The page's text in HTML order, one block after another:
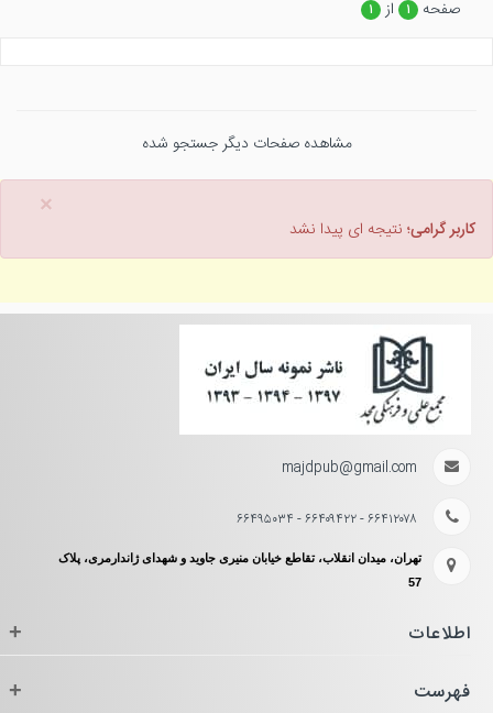
صفحه
۱ از ۱
مشاهده صفحات دیگر جستجو شده
×
کاربر گرامی؛ نتیجه ای پیدا نشد
majdpub@gmail.com
۶۶۴۱۲۰۷۸ - ۶۶۴۰۹۴۲۲ - ۶۶۴۹۵۰۳۴
تهران، میدان انقلاب، تقاطع خیابان منیری جاوید و شهدای ژاندارمری، پلاک
57
اطلاعات +
فهرست +